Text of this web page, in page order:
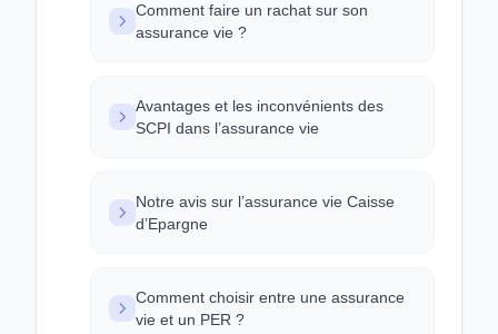
Comment faire un rachat sur son
assurance vie ?
Avantages et les inconvénients des
SCPI dans l’assurance vie
Notre avis sur l’assurance vie Caisse
d’Epargne
Comment choisir entre une assurance
vie et un PER ?